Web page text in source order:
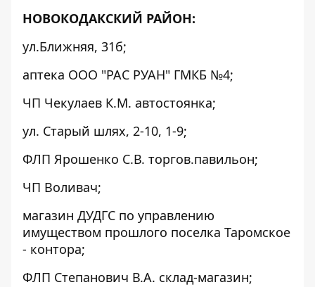
НОВОКОДАКСКИЙ РАЙОН:
ул.Ближняя, 31б;
аптека ООО "РАС РУАН" ГМКБ №4;
ЧП Чекулаев К.М. автостоянка;
ул. Старый шлях, 2-10, 1-9;
ФЛП Ярошенко С.В. торгов.павильон;
ЧП Воливач;
магазин ДУДГС по управлению
имуществом прошлого поселка Таромское
- контора;
ФЛП Степанович В.А. склад-магазин;